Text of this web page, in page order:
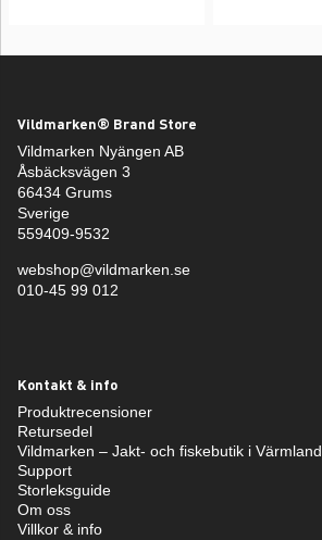
Vildmarken® Brand Store
Vildmarken Nyängen AB
Åsbäcksvägen 3
66434 Grums
Sverige
559409-9532
webshop@vildmarken.se
010-45 99 012
Kontakt & info
Produktrecensioner
Retursedel
Vildmarken – Jakt- och fiskebutik i Värmland
Support
Storleksguide
Om oss
Villkor & info